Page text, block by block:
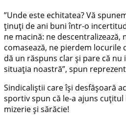
”Unde este echitatea? Vă
ținuți de ani buni într-o
ne macină: ne descentralizează,
comasează, ne pierdem locurile
dă un răspuns clar și pare că nu
situația noastră”, spun
Sindicaliștii care își desfășoară
sportiv spun că le-a ajuns cuțitul
mizerie și sărăcie!